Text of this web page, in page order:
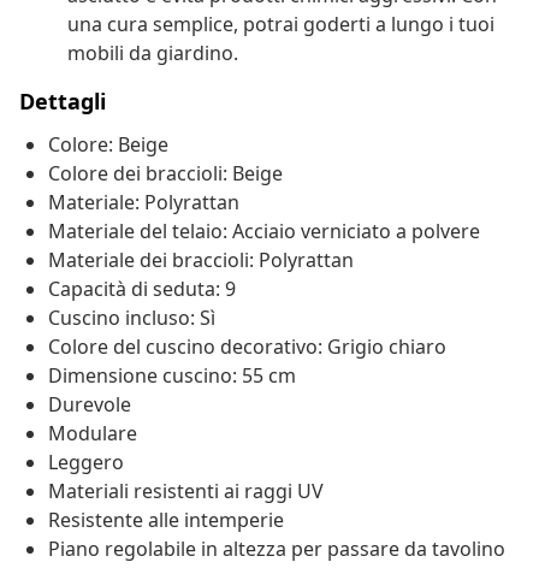
una cura semplice, potrai goderti a lungo i tuoi
mobili da giardino.
Dettagli
Colore: Beige
Colore dei braccioli: Beige
Materiale: Polyrattan
Materiale del telaio: Acciaio verniciato a polvere
Materiale dei braccioli: Polyrattan
Capacità di seduta: 9
Cuscino incluso: Sì
Colore del cuscino decorativo: Grigio chiaro
Dimensione cuscino: 55 cm
Durevole
Modulare
Leggero
Materiali resistenti ai raggi UV
Resistente alle intemperie
Piano regolabile in altezza per passare da tavolino